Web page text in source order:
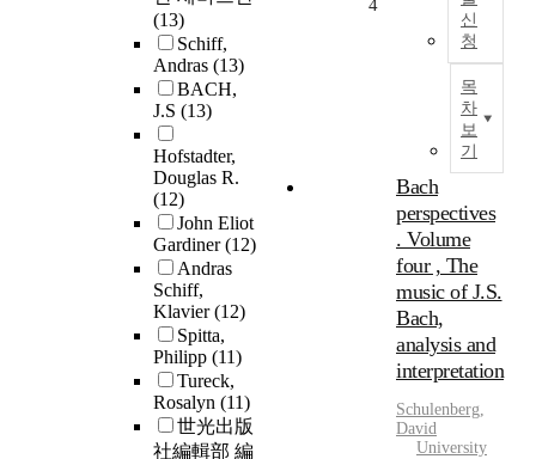
(13)
Schiff,
Andras (13)
BACH,
J.S (13)
Hofstadter,
Douglas R.
(12)
John Eliot
Gardiner(12)
Andras
Schiff,
Klavier(12)
Spitta,
Philipp (11)
Tureck,
Rosalyn (11)
世光出版
社編輯部 編
신
청
목
차
보
기
4
Bach
perspectives
. Volume
four , The
music of J.S.
Bach,
analysis and
interpretation
Schulenberg,
David
University